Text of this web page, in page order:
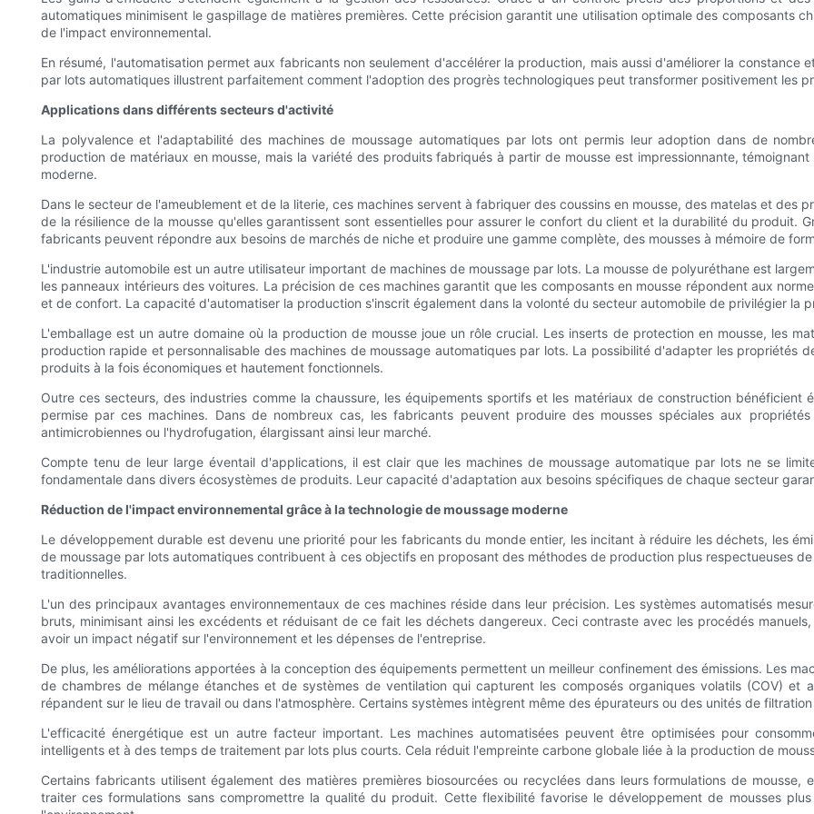
automatiques minimisent le gaspillage de matières premières. Cette précision garantit une utilisation optimale des composants
de l'impact environnemental.
En résumé, l'automatisation permet aux fabricants non seulement d'accélérer la production, mais aussi d'améliorer la constance
par lots automatiques illustrent parfaitement comment l'adoption des progrès technologiques peut transformer positivement les
Applications dans différents secteurs d'activité
La polyvalence et l'adaptabilité des machines de moussage automatiques par lots ont permis leur adoption dans de
production de matériaux en mousse, mais la variété des produits fabriqués à partir de mousse est impressionnante,
moderne.
Dans le secteur de l'ameublement et de la literie, ces machines servent à fabriquer des coussins en mousse, des matelas et des
de la résilience de la mousse qu'elles garantissent sont essentielles pour assurer le confort du client et la durabilité du produit.
fabricants peuvent répondre aux besoins de marchés de niche et produire une gamme complète, des mousses à mémoire de
L'industrie automobile est un autre utilisateur important de machines de moussage par lots. La mousse de polyuréthane est
les panneaux intérieurs des voitures. La précision de ces machines garantit que les composants en mousse répondent aux
et de confort. La capacité d'automatiser la production s'inscrit également dans la volonté du secteur automobile de privilégier la
L'emballage est un autre domaine où la production de mousse joue un rôle crucial. Les inserts de protection en mousse, les
production rapide et personnalisable des machines de moussage automatiques par lots. La possibilité d'adapter les propriétés
produits à la fois économiques et hautement fonctionnels.
Outre ces secteurs, des industries comme la chaussure, les équipements sportifs et les matériaux de construction
permise par ces machines. Dans de nombreux cas, les fabricants peuvent produire des mousses spéciales aux
antimicrobiennes ou l'hydrofugation, élargissant ainsi leur marché.
Compte tenu de leur large éventail d'applications, il est clair que les machines de moussage automatique par lots ne se
fondamentale dans divers écosystèmes de produits. Leur capacité d'adaptation aux besoins spécifiques de chaque secteur
Réduction de l'impact environnemental grâce à la technologie de moussage moderne
Le développement durable est devenu une priorité pour les fabricants du monde entier, les incitant à réduire les déchets, les
de moussage par lots automatiques contribuent à ces objectifs en proposant des méthodes de production plus respectueuses
traditionnelles.
L'un des principaux avantages environnementaux de ces machines réside dans leur précision. Les systèmes automatisés
bruts, minimisant ainsi les excédents et réduisant de ce fait les déchets dangereux. Ceci contraste avec les procédés
avoir un impact négatif sur l'environnement et les dépenses de l'entreprise.
De plus, les améliorations apportées à la conception des équipements permettent un meilleur confinement des émissions. Les
de chambres de mélange étanches et de systèmes de ventilation qui capturent les composés organiques volatils (COV) et
répandent sur le lieu de travail ou dans l'atmosphère. Certains systèmes intègrent même des épurateurs ou des unités de
L'efficacité énergétique est un autre facteur important. Les machines automatisées peuvent être optimisées pour
intelligents et à des temps de traitement par lots plus courts. Cela réduit l'empreinte carbone globale liée à la production de
Certains fabricants utilisent également des matières premières biosourcées ou recyclées dans leurs formulations de
traiter ces formulations sans compromettre la qualité du produit. Cette flexibilité favorise le développement de mousses